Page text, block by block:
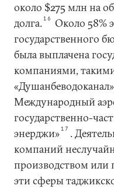
около $275 млн на
долга.16
Около 58%
государственного
была выплачена
компаниями,
Международный
государственно-
энерджи»17 .
компаний
производством или
эти сферы